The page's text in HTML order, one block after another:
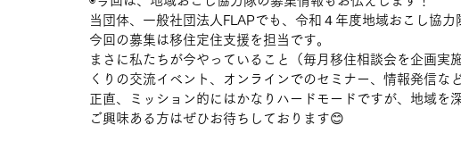
当団体、一般社団法人FLAPでも、令和４年度地域おこし協力
今回の募集は移住定住支援を担当です。
まさに私たちが今やっていること（毎月移住相談会を企画実
くりの交流イベント、オンラインでのセミナー、情報発信な
正直、ミッション的にはかなりハードモードですが、地域を
ご興味ある方はぜひお待ちしております😊